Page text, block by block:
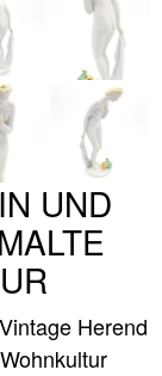
UND
Herend